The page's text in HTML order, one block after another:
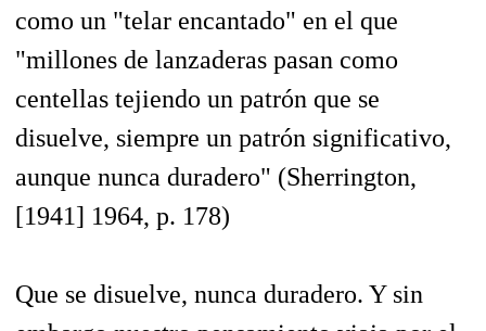
como un "telar encantado" en el que
"millones de lanzaderas pasan como
centellas tejiendo un patrón que se
disuelve, siempre un patrón significativo,
aunque nunca duradero" (Sherrington,
[1941] 1964, p. 178)
Que se disuelve, nunca duradero. Y sin